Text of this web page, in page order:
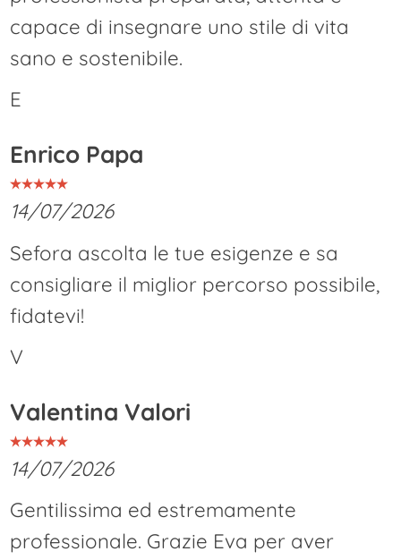
capace di insegnare uno stile di vita
sano e sostenibile.
E
Enrico Papa
14/07/2026
Sefora ascolta le tue esigenze e sa
consigliare il miglior percorso possibile,
fidatevi!
V
Valentina Valori
14/07/2026
Gentilissima ed estremamente
professionale. Grazie Eva per aver